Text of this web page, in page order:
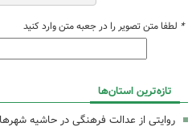
* لطفا متن تصویر را در جعبه متن وارد کنید
تازه‌ترین استان‌ها
روایتی از عدالت فرهنگی در حاشیه شهرها